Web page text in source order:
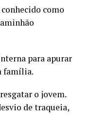
como
para apurar
família.
o jovem.
de traqueia,